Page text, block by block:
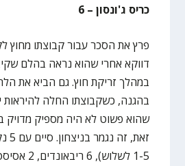
כריס ג'ונסון – 6
פרץ את הסכר עבור קבוצתו
דווקא אחרי שהוא נראה בהלם
במהלך זריקת חוץ. גם הביא את
בהגנה, כשקבוצתו החלה להיראות
שהוא פשוט לא היה מספיק מדויק